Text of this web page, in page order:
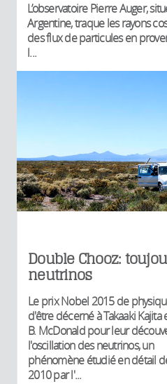
L’observatoire Pierre Auger,
Argentine, traque les rayons
des flux de particules en
l...
Double Chooz:
neutrinos
Le prix Nobel 2015 de
d'être décerné à Takaaki Kajita
B. McDonald pour leur
l'oscillation des neutrinos, un
phénomène étudié en détail
2010 par l'...